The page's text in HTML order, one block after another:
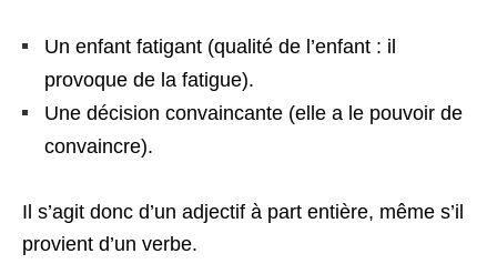
Un enfant fatigant (qualité de l’enfant : il
provoque de la fatigue).
Une décision convaincante (elle a le pouvoir de
convaincre).
Il s’agit donc d’un adjectif à part entière, même s’il
provient d’un verbe.